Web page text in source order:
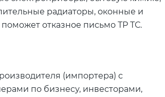
радиаторы, оконные и
отказное письмо ТР ТС.
(импортера) с
по бизнесу, инвесторами,